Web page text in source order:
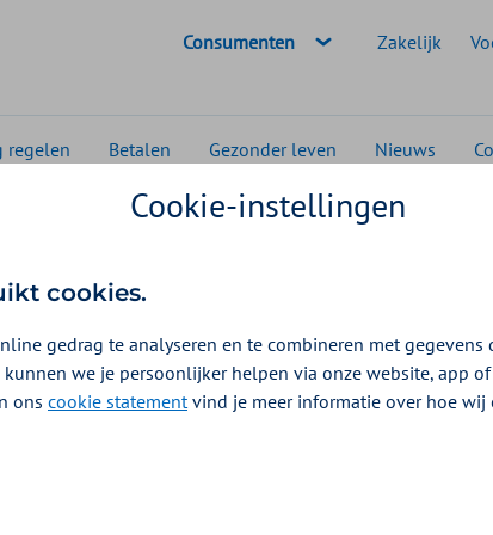
Geselecteerde doelgroep:
Consumenten Zakelijk
regelen Betalen Gezonder leven Nieuws
Slijmuitzuigapparatuur
Vitaal krijgt u een vergoeding voor
aan slijm wegzuigen uit mond of keel. Dit helpt
Cookie-instellingen
cookies.
gedrag te analyseren en te combineren met
we je persoonlijker helpen via onze website, app
ons cookie statementvind je meer informatie over hoe wij